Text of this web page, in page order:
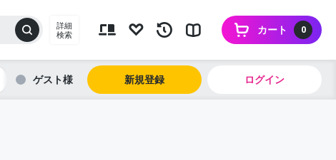
詳細
検索
0
カート
ゲスト 新規登録 ログイン